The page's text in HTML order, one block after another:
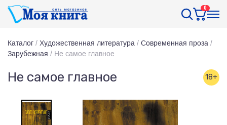
0
Каталог / Художественная литература / Современная проза /
Зарубежная / Не самое главное
Не самое главное 18+